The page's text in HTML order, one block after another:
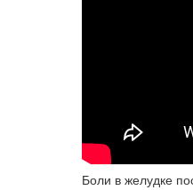
Боли в желудке